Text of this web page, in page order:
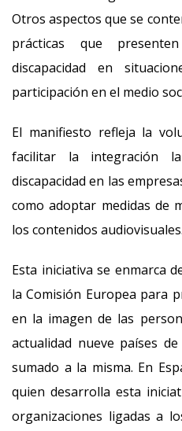
Otros aspectos que se
prácticas que
discapacidad en
participación en el medio
El manifiesto refleja la
facilitar la integración
discapacidad en las
como adoptar medidas de
los contenidos audiovisuales.
Esta iniciativa se enmarca
la Comisión Europea para
en la imagen de las
actualidad nueve países
sumado a la misma. En
quien desarrolla esta
organizaciones ligadas a